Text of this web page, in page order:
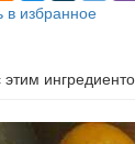
в избранное